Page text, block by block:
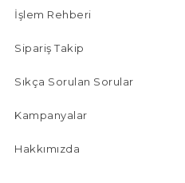
İşlem Rehberi
Sipariş Takip
Sıkça Sorulan Sorular
Kampanyalar
Hakkımızda